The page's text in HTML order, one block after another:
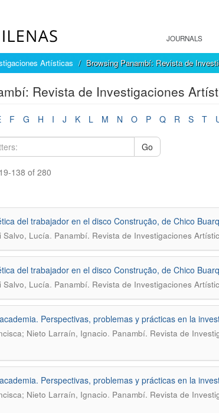
JOURNALS
Artísticas Browsing Panambí: Revista de
Revista de Investigaciones
F G H I J K L M N O P Q R S T
Go
138 of 280
del trabajador en el disco Construção, de Chico
Salvo, Lucía. Panambí. Revista de Investigaciones
del trabajador en el disco Construção, de Chico
Salvo, Lucía. Panambí. Revista de Investigaciones
Perspectivas, problemas y prácticas en la
Nieto Larraín, Ignacio. Panambí. Revista de
Perspectivas, problemas y prácticas en la
Nieto Larraín, Ignacio. Panambí. Revista de